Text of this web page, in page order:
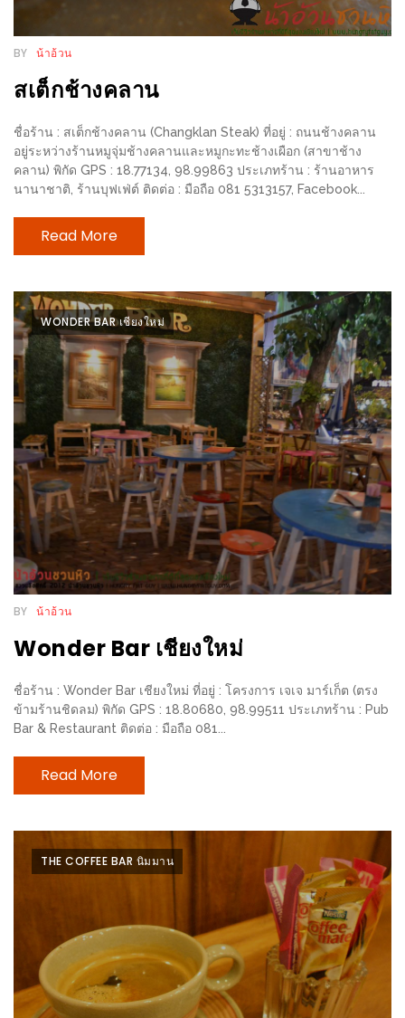
เดียว
ครบ
ที่
งาน
PRESENTS
PINGFAI
3
อาหาร
ญี่ปุ่น
ระดับ
พรีเมียม
พร้อม
กี้
เนื้อ
หมู
ดำ
บูต
สุด
เด็ด
ที่
AIKO
UP,
RAMA
อาหาร
โดน
ภาพ
BY น้าอ้วน
สเต็กช้างคลาน
ชื่อร้าน : สเต็กช้างคลาน (Changklan Steak) ที่อยู่ : ถนนช้างคลาน
อยู่ระหว่างร้านหมูจุ่มช้างคลานและหมูกะทะช้างเผือก (สาขาช้าง
คลาน) พิกัด GPS : 18.77134, 98.99863 ประเภทร้าน : ร้านอาหาร
นานาชาติ, ร้านบุฟเฟ่ต์ ติดต่อ : มือถือ 081 5313157, Facebook...
Read More
WONDER BAR เชียงใหม่
BY น้าอ้วน
Wonder Bar เชียงใหม่
ชื่อร้าน : Wonder Bar เชียงใหม่ ที่อยู่ : โครงการ เจเจ มาร์เก็ต (ตรง
ข้ามร้านชิดลม) พิกัด GPS : 18.80680, 98.99511 ประเภทร้าน : Pub
Bar & Restaurant ติดต่อ : มือถือ 081...
Read More
THE COFFEE BAR นิมมาน